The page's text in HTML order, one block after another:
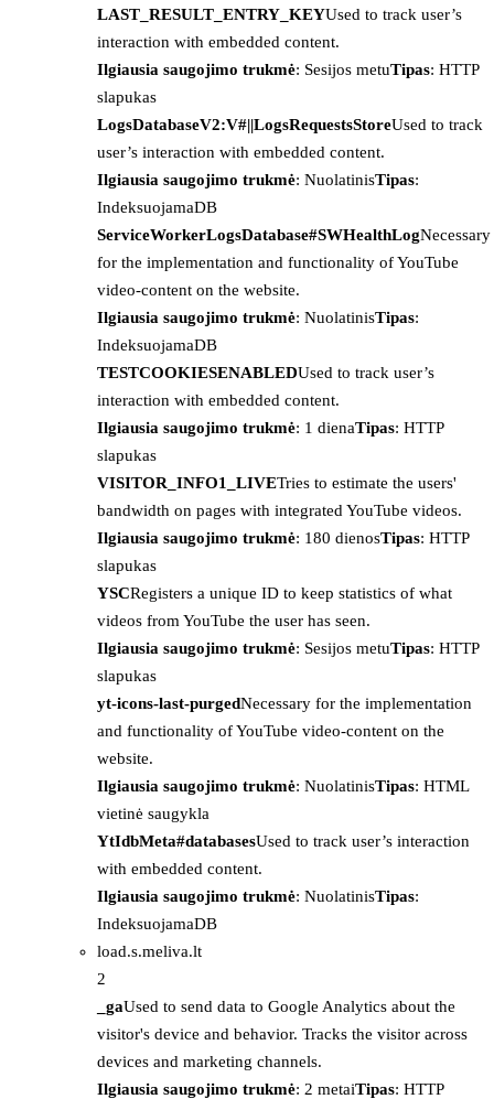
LAST_RESULT_ENTRY_KEYUsed to track user’s
interaction with embedded content.
Ilgiausia saugojimo trukmė: Sesijos metuTipas: HTTP
slapukas
LogsDatabaseV2:V#||LogsRequestsStoreUsed to track
user’s interaction with embedded content.
Ilgiausia saugojimo trukmė: NuolatinisTipas:
IndeksuojamaDB
ServiceWorkerLogsDatabase#SWHealthLogNecessary
for the implementation and functionality of YouTube
video-content on the website.
Ilgiausia saugojimo trukmė: NuolatinisTipas:
IndeksuojamaDB
TESTCOOKIESENABLEDUsed to track user’s
interaction with embedded content.
Ilgiausia saugojimo trukmė: 1 dienaTipas: HTTP
slapukas
VISITOR_INFO1_LIVETries to estimate the users'
bandwidth on pages with integrated YouTube videos.
Ilgiausia saugojimo trukmė: 180 dienosTipas: HTTP
slapukas
YSCRegisters a unique ID to keep statistics of what
videos from YouTube the user has seen.
Ilgiausia saugojimo trukmė: Sesijos metuTipas: HTTP
slapukas
yt-icons-last-purgedNecessary for the implementation
and functionality of YouTube video-content on the
website.
Ilgiausia saugojimo trukmė: NuolatinisTipas: HTML
vietinė saugykla
YtIdbMeta#databasesUsed to track user’s interaction
with embedded content.
Ilgiausia saugojimo trukmė: NuolatinisTipas:
IndeksuojamaDB
load.s.meliva.lt
2
_gaUsed to send data to Google Analytics about the
visitor's device and behavior. Tracks the visitor across
devices and marketing channels.
Ilgiausia saugojimo trukmė: 2 metaiTipas: HTTP